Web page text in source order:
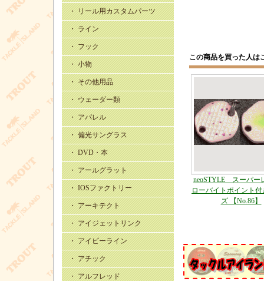
・ リール用カスタムパーツ
・ ライン
・ フック
・ 小物
・ その他用品
・ ウェーダー類
・ アパレル
・ 偏光サングラス
・ DVD・本
・ アールグラット
・ IOSファクトリー
・ アーキテクト
・ アイジェットリンク
・ アイビーライン
・ アチック
・ アルフレッド
この商品を買った人は
neoSTYLE スーパー
ローバイトポイント
ズ 【No.86】